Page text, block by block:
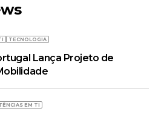
TECNOLOGIA
Lança Projeto de
EM TI